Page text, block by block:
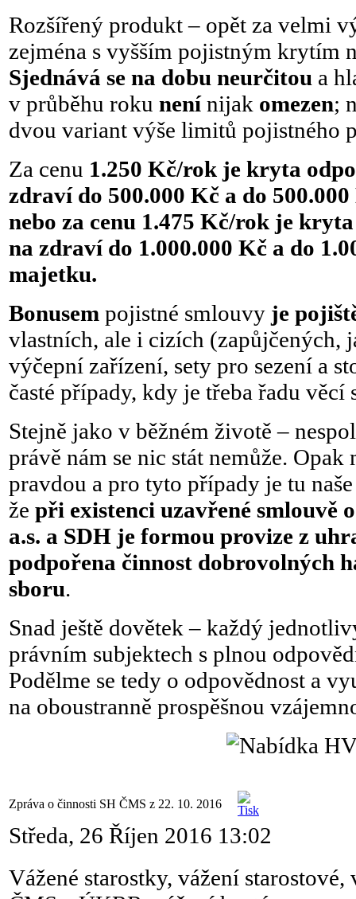
Rozšířený produkt – opět za velmi
zejména s vyšším pojistným krytím
Sjednává se na dobu neurčitou a
v průběhu roku nenínijak omezen;
dvou variant výše limitů pojistného
Za cenu 1.250 Kč/rok je kryta
zdraví do 500.000 Kč a do
nebo za cenu 1.475 Kč/rok je
na zdraví do 1.000.000 Kč a do
majetku.
Bonusem pojistné smlouvy je
vlastních, ale i cizích (zapůjčených,
výčepní zařízení, sety pro sezení a
časté případy, kdy je třeba řadu
Stejně jako v běžném životě –
právě nám se nic stát nemůže.
pravdou a pro tyto případy je tu
že při existenci uzavřené smlouvě
a.s. a SDH je formou provize z
podpořena činnost dobrovolných
sboru.
Snad ještě dovětek – každý
právním subjektech s plnou
Podělme se tedy o odpovědnost a
na oboustranně prospěšnou
Zpráva o činnosti SH ČMS z 22. 10. 2016
Středa, 26 Říjen 2016 13:02
Vážené starostky, vážení